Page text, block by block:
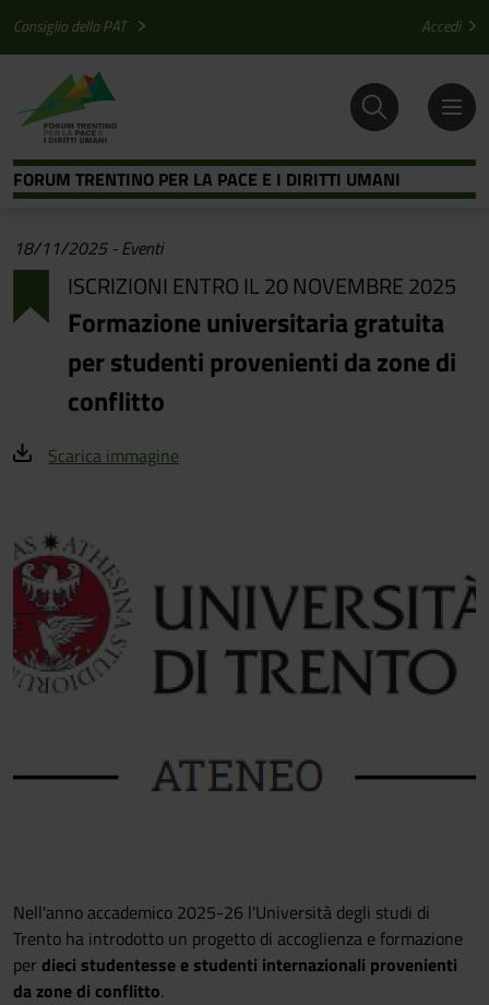
Consiglio della PAT Accedi
FORUM TRENTINO PER LA PACE E I DIRITTI UMANI
18/11/2025 - Eventi
ISCRIZIONI ENTRO IL 20 NOVEMBRE 2025
Formazione universitaria gratuita
per studenti provenienti da zone di
conflitto
Scarica immagine
Nell'anno accademico 2025-26 l'Università degli studi di
Trento ha introdotto un progetto di accoglienza e formazione
per dieci studentesse e studenti internazionali provenienti
da zone di conflitto.